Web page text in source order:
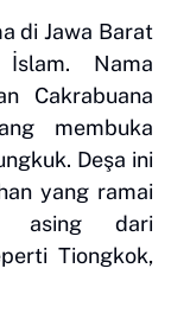
di Jawa Barat
Nama
Cakrabuana
membuka
Deşa ini
yang ramai
asing dari
Tiongkok,